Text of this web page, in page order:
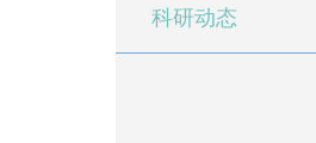
科研动态